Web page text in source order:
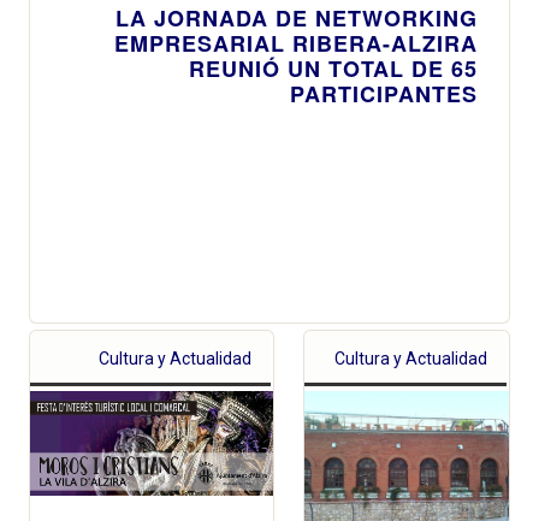
LA JORNADA DE NETWORKING
EMPRESARIAL RIBERA-ALZIRA
REUNIÓ UN TOTAL DE 65
PARTICIPANTES
Cultura y Actualidad Cultura y Actualidad